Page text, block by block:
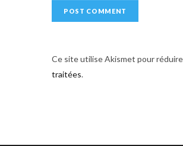
Ce site utilise Akismet pour
traitées.